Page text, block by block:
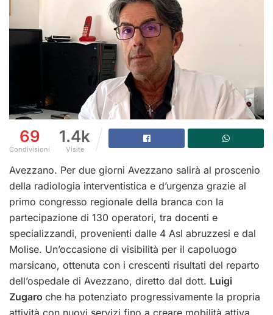
69
Condivisioni
1.4k
Visite
Avezzano. Per due giorni Avezzano salirà al proscenio
della radiologia interventistica e d’urgenza grazie al
primo congresso regionale della branca con la
partecipazione di 130 operatori, tra docenti e
specializzandi, provenienti dalle 4 Asl abruzzesi e dal
Molise. Un’occasione di visibilità per il capoluogo
marsicano, ottenuta con i crescenti risultati del reparto
dell’ospedale di Avezzano, diretto dal dott. Luigi
Zugaro che ha potenziato progressivamente la propria
attività con nuovi servizi fino a creare mobilità attiva